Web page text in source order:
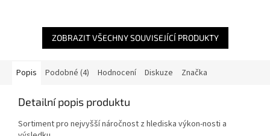
ZOBRAZIT VŠECHNY SOUVISEJÍCÍ PRODUKTY
Popis Podobné (4) Hodnocení Diskuze Značka
Detailní popis produktu
Sortiment pro nejvyšší náročnost z hlediska výkon-nosti a